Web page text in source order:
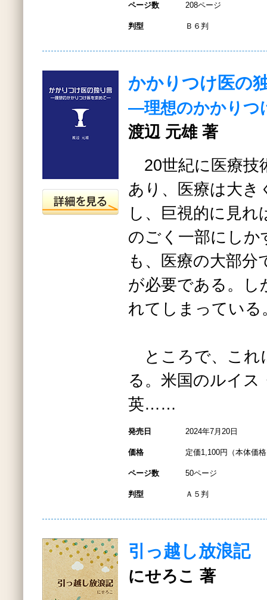
ページ数 208ページ
判型 Ｂ６判
かかりつけ医の
―理想のかかりつ
渡辺 元雄 著
20世紀に医療技
あり、医療は大き
し、巨視的に見れ
のごく一部にしか
も、医療の大部分
が必要である。し
れてしまっている
ところで、これ
る。米国のルイ
英……
発売日 2024年7月20日
価格 定価1,100円（本体価
ページ数 50ページ
判型 Ａ５判
引っ越し放浪記
にせろこ 著